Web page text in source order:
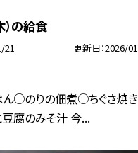
）の給食
21 更新日 2026/
○のりの佃煮○ちぐさ焼
腐のみそ汁 今...